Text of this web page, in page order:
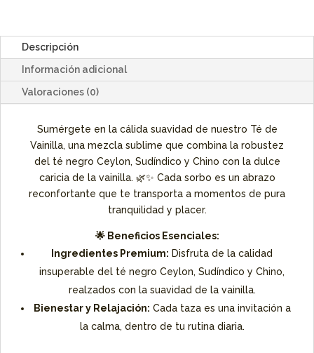
Descripción
Información adicional
Valoraciones (0)
Sumérgete en la cálida suavidad de nuestro Té de
Vainilla, una mezcla sublime que combina la robustez
del té negro Ceylon, Sudíndico y Chino con la dulce
caricia de la vainilla. 🌿✨ Cada sorbo es un abrazo
reconfortante que te transporta a momentos de pura
tranquilidad y placer.
🌟 Beneficios Esenciales:
Ingredientes Premium: Disfruta de la calidad
insuperable del té negro Ceylon, Sudíndico y Chino,
realzados con la suavidad de la vainilla.
Bienestar y Relajación: Cada taza es una invitación a
la calma, dentro de tu rutina diaria.